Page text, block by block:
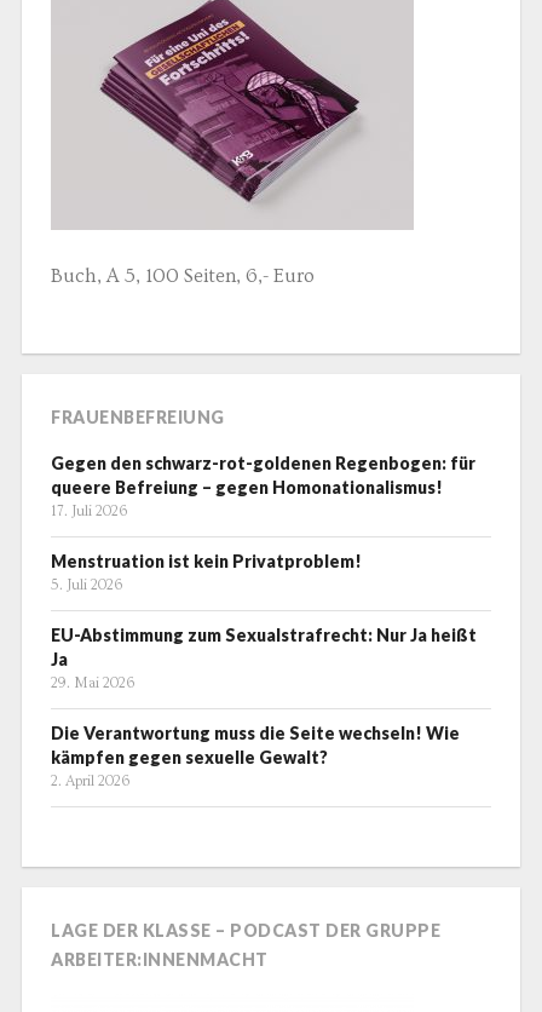
Buch, A 5, 100 Seiten, 6,- Euro
FRAUENBEFREIUNG
Gegen den schwarz-rot-goldenen Regenbogen: für
queere Befreiung – gegen Homonationalismus!
17. Juli 2026
Menstruation ist kein Privatproblem!
5. Juli 2026
EU-Abstimmung zum Sexualstrafrecht: Nur Ja heißt
Ja
29. Mai 2026
Die Verantwortung muss die Seite wechseln! Wie
kämpfen gegen sexuelle Gewalt?
2. April 2026
LAGE DER KLASSE – PODCAST DER GRUPPE
ARBEITER:INNENMACHT